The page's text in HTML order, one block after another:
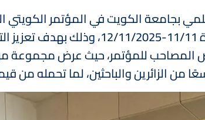
بجامعة الكويت في المؤتمر الكويتي
والذي عقد خلال الفترة
للمؤتمر، حيث عرض مجموعة
من الزائرين والباحثين، لما تحمله من